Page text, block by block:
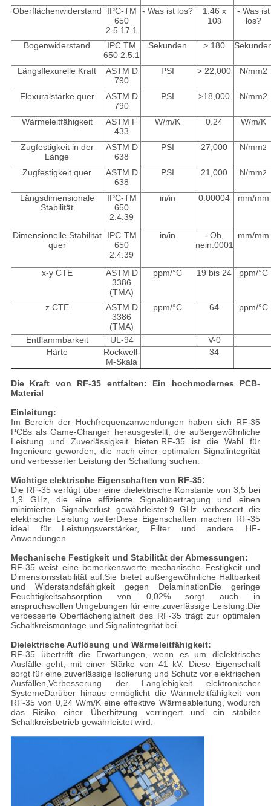
Oberflächenwiderstand
IPC-TM
650
2.5.17.1
- Was ist los?
1.46 x
108
- Was ist
los?
Bogenwiderstand
IPC TM
650 2.5.1
Sekunden > 180
Längsflexurelle Kraft
ASTM D
790
PSI > 22,000 N/mm2
Flexuralstärke quer
ASTM D
790
PSI >18,000 N/mm2
Wärmeleitfähigkeit
ASTM F
433
W/m/K 0.24 W/m/K
Zugfestigkeit in der
Länge
ASTM D
638
PSI 27,000 N/mm2
Zugfestigkeit quer
ASTM D
638
PSI 21,000 N/mm2
Längsdimensionale
Stabilität
IPC-TM
650
2.4.39
in/in 0.00004 mm/mm
Dimensionelle Stabilität
quer
IPC-TM
650
2.4.39
in/in
- Oh,
nein.0001
mm/mm
x-y CTE
ASTM D
3386
(TMA)
ppm/°C 19 bis 24 ppm/°C
z CTE
ASTM D
3386
(TMA)
ppm/°C 64 ppm/°C
Entflammbarkeit UL-94
V-0
Härte
Rockwell-
M-Skala
34
Die Kraft von RF-35 entfalten: Ein hochmodernes PCB-
Material
Einleitung:
Im Bereich der Hochfrequenzanwendungen haben sich RF-35
PCBs als Game-Changer herausgestellt, die außergewöhnliche
Leistung und Zuverlässigkeit bieten.RF-35 ist die Wahl für
Ingenieure geworden, die nach einer optimalen Signalintegrität
und verbesserter Leistung der Schaltung suchen.
Wichtige elektrische Eigenschaften von RF-35:
Die RF-35 verfügt über eine dielektrische Konstante von 3,5 bei
1,9 GHz, die eine effiziente Signalübertragung und einen
minimierten Signalverlust gewährleistet.9 GHz verbessert die
elektrische Leistung weiterDiese Eigenschaften machen RF-35
ideal für Leistungsverstärker, Filter und andere HF-
Anwendungen.
Mechanische Festigkeit und Stabilität der Abmessungen:
RF-35 weist eine bemerkenswerte mechanische Festigkeit und
Dimensionsstabilität auf.Sie bietet außergewöhnliche Haltbarkeit
und Widerstandsfähigkeit gegen DelaminationDie geringe
Feuchtigkeitsabsorption von 0,02% sorgt auch in
anspruchsvollen Umgebungen für eine zuverlässige Leistung.Die
verbesserte Oberflächenglatheit des RF-35 trägt zur optimalen
Schaltkreismontage und Signalintegrität bei.
Dielektrische Auflösung und Wärmeleitfähigkeit:
RF-35 übertrifft die Erwartungen, wenn es um dielektrische
Ausfälle geht, mit einer Stärke von 41 kV. Diese Eigenschaft
sorgt für eine zuverlässige Isolierung und Schutz vor elektrischen
Ausfällen,Verbesserung der Langlebigkeit elektronischer
SystemeDarüber hinaus ermöglicht die Wärmeleitfähigkeit von
RF-35 von 0,24 W/m/K eine effektive Wärmeableitung, wodurch
das Risiko einer Überhitzung verringert und ein stabiler
Schaltkreisbetrieb gewährleistet wird.